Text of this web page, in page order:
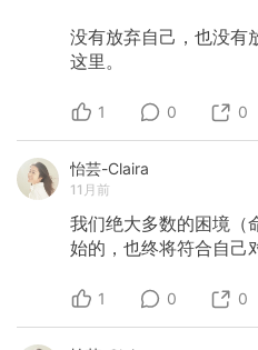
没有放弃自己，也没有
这里。
1 0 0
怡芸-Claira
11月前
我们绝大多数的困境（
始的，也终将符合自己
1 0 0